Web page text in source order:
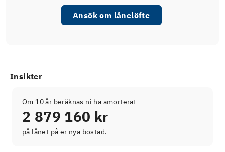
Ansök om lånelöfte
Insikter
Om 10 år beräknas ni ha amorterat
2 879 160 kr
på lånet på er nya bostad.